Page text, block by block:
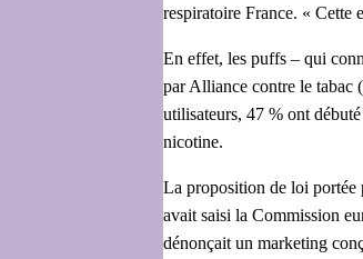
respiratoire France. « Cette
En effet, les puffs – qui
par Alliance contre le tabac
utilisateurs, 47 % ont
nicotine.
La proposition de loi portée
avait saisi la Commission
dénonçait un marketing